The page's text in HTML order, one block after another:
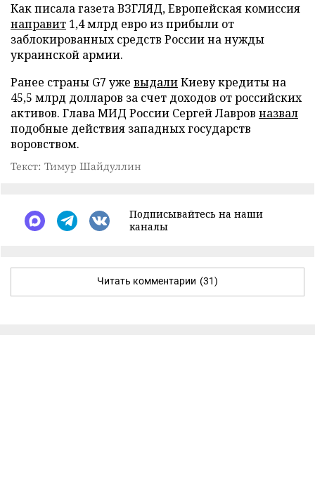
Как писала газета ВЗГЛЯД, Европейская комиссия
направит 1,4 млрд евро из прибыли от
заблокированных средств России на нужды
украинской армии.
Ранее страны G7 уже выдалиКиеву кредиты на
45,5 млрд долларов за счет доходов от российских
активов. Глава МИД России Сергей Лавров назвал
подобные действия западных государств
воровством.
Текст: Тимур Шайдуллин
Подписывайтесь на наши
каналы
Читать комментарии (31)